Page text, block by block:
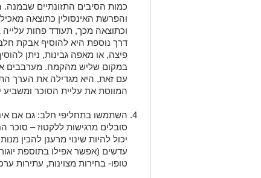
כמות הסיבים התזונתיים
והפרשת האינסולין כתוצאה
וכתוצאה מכך, תעודד פחות
דרך נוספת היא להוסיף אבקת
במקום שליש מהקמח. מערבבים
עם זאת, היא מגדילה את הערך
המווסת את עליית הסוכר
השתמשו בתחליפי חלב: גם אם
סובלים מרגישות ללקטוז –
יכול להיות שינוי מרענן להכין
עדשים (אפשר אפילו בתוספת
טופו- בחירות מצוינות, עתירות